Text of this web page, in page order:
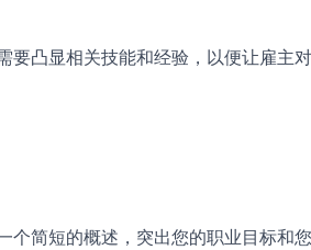
要凸显相关技能和经验，以便让雇主
个简短的概述，突出您的职业目标和